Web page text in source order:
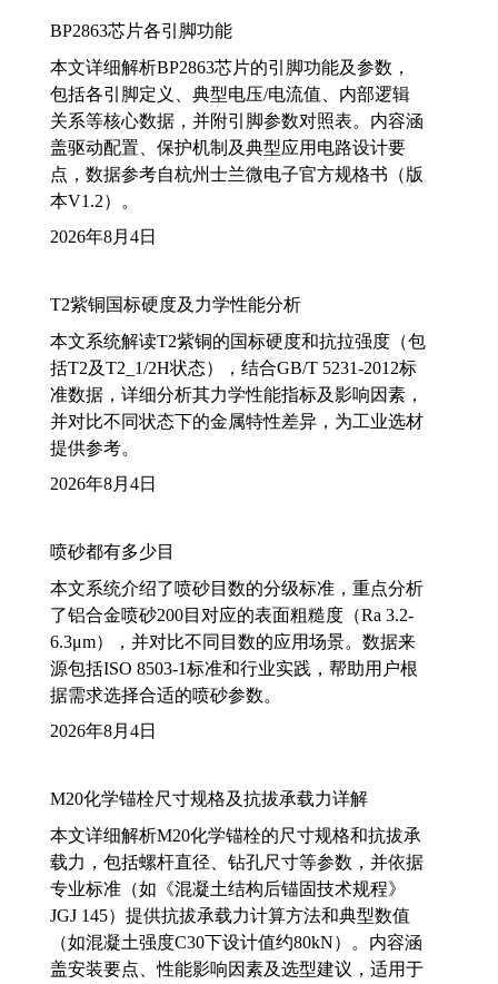
BP2863芯片各引脚功能
本文详细解析BP2863芯片的引脚功能及参数，
包括各引脚定义、典型电压/电流值、内部逻辑
关系等核心数据，并附引脚参数对照表。内容涵
盖驱动配置、保护机制及典型应用电路设计要
点，数据参考自杭州士兰微电子官方规格书（版
本V1.2）。
2026年8月4日
T2紫铜国标硬度及力学性能分析
本文系统解读T2紫铜的国标硬度和抗拉强度（包
括T2及T2_1/2H状态），结合GB/T 5231-2012标
准数据，详细分析其力学性能指标及影响因素，
并对比不同状态下的金属特性差异，为工业选材
提供参考。
2026年8月4日
喷砂都有多少目
本文系统介绍了喷砂目数的分级标准，重点分析
了铝合金喷砂200目对应的表面粗糙度（Ra 3.2-
6.3μm），并对比不同目数的应用场景。数据来
源包括ISO 8503-1标准和行业实践，帮助用户根
据需求选择合适的喷砂参数。
2026年8月4日
M20化学锚栓尺寸规格及抗拔承载力详解
本文详细解析M20化学锚栓的尺寸规格和抗拔承
载力，包括螺杆直径、钻孔尺寸等参数，并依据
专业标准（如《混凝土结构后锚固技术规程》
JGJ 145）提供抗拔承载力计算方法和典型数值
（如混凝土强度C30下设计值约80kN）。内容涵
盖安装要点、性能影响因素及选型建议，适用于